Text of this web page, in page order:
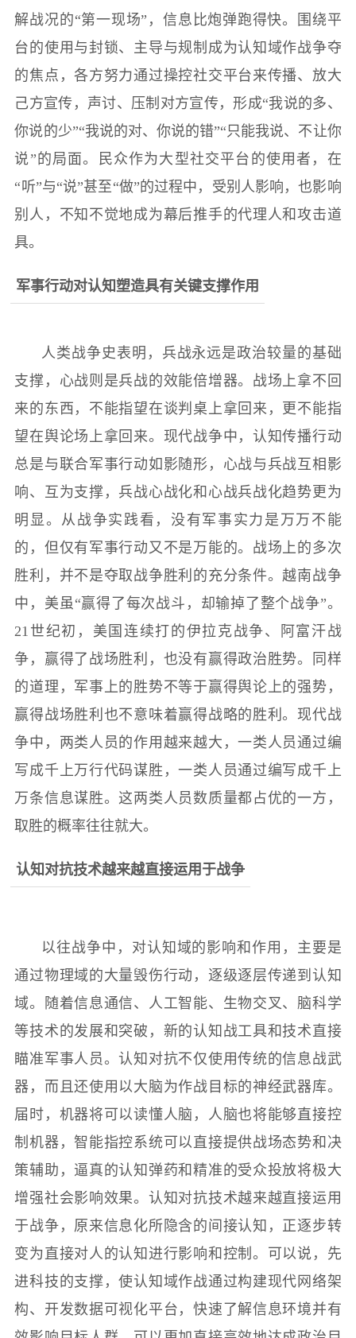
解战况的“第一现场”，信息比炮弹跑得快。围绕平
台的使用与封锁、主导与规制成为认知域作战争夺
的焦点，各方努力通过操控社交平台来传播、放大
己方宣传，声讨、压制对方宣传，形成“我说的多、
你说的少”“我说的对、你说的错”“只能我说、不让你
说”的局面。民众作为大型社交平台的使用者，在
“听”与“说”甚至“做”的过程中，受别人影响，也影响
别人，不知不觉地成为幕后推手的代理人和攻击道
具。
军事行动对认知塑造具有关键支撑作用
人类战争史表明，兵战永远是政治较量的基础
支撑，心战则是兵战的效能倍增器。战场上拿不回
来的东西，不能指望在谈判桌上拿回来，更不能指
望在舆论场上拿回来。现代战争中，认知传播行动
总是与联合军事行动如影随形，心战与兵战互相影
响、互为支撑，兵战心战化和心战兵战化趋势更为
明显。从战争实践看，没有军事实力是万万不能
的，但仅有军事行动又不是万能的。战场上的多次
胜利，并不是夺取战争胜利的充分条件。越南战争
中，美虽“赢得了每次战斗，却输掉了整个战争”。
21世纪初，美国连续打的伊拉克战争、阿富汗战
争，赢得了战场胜利，也没有赢得政治胜势。同样
的道理，军事上的胜势不等于赢得舆论上的强势，
赢得战场胜利也不意味着赢得战略的胜利。现代战
争中，两类人员的作用越来越大，一类人员通过编
写成千上万行代码谋胜，一类人员通过编写成千上
万条信息谋胜。这两类人员数质量都占优的一方，
取胜的概率往往就大。
认知对抗技术越来越直接运用于战争
以往战争中，对认知域的影响和作用，主要是
通过物理域的大量毁伤行动，逐级逐层传递到认知
域。随着信息通信、人工智能、生物交叉、脑科学
等技术的发展和突破，新的认知战工具和技术直接
瞄准军事人员。认知对抗不仅使用传统的信息战武
器，而且还使用以大脑为作战目标的神经武器库。
届时，机器将可以读懂人脑，人脑也将能够直接控
制机器，智能指控系统可以直接提供战场态势和决
策辅助，逼真的认知弹药和精准的受众投放将极大
增强社会影响效果。认知对抗技术越来越直接运用
于战争，原来信息化所隐含的间接认知，正逐步转
变为直接对人的认知进行影响和控制。可以说，先
进科技的支撑，使认知域作战通过构建现代网络架
构、开发数据可视化平台，快速了解信息环境并有